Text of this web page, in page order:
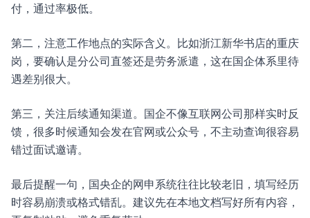
付，通过率极低。
第二，注意工作地点的实际含义。比如浙江新华书店的重庆
岗，要确认是分公司直签还是劳务派遣，这在国企体系里待
遇差别很大。
第三，关注后续通知渠道。国企不像互联网公司那样实时反
馈，很多时候通知会发在官网或公众号，不主动查询很容易
错过面试邀请。
最后提醒一句，国央企的网申系统往往比较老旧，填写经历
时容易崩溃或格式错乱。建议先在本地文档写好所有内容，